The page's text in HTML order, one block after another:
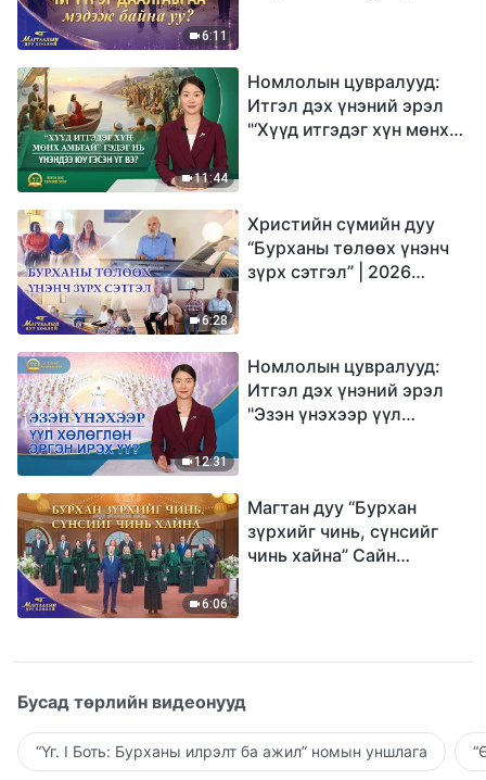
6:11
11:44
Номлолын цувралууд:
Итгэл дэх үнэний эрэл
"‘Хүүд итгэдэг хүн мөнх
6:28
Христийн сүмийн дуу
“Бурханы төлөөх үнэнч
зүрх сэтгэл” | 2026
12:31
Номлолын цувралууд:
Итгэл дэх үнэний эрэл
"Эзэн үнэхээр үүл
6:06
Магтан дуу “Бурхан
зүрхийг чинь, сүнсийг
чинь хайна” Сайн
Бусад төрлийн видеонууд
“Үг. I Боть: Бурханы илрэлт ба ажил” номын уншлага